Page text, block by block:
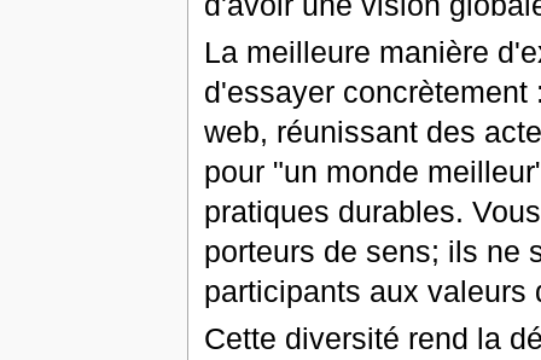
La meilleure manière
d'essayer
web, réunissant des
pour "un monde
pratiques durables.
porteurs de sens; ils ne
participants aux valeurs
Cette diversité rend la